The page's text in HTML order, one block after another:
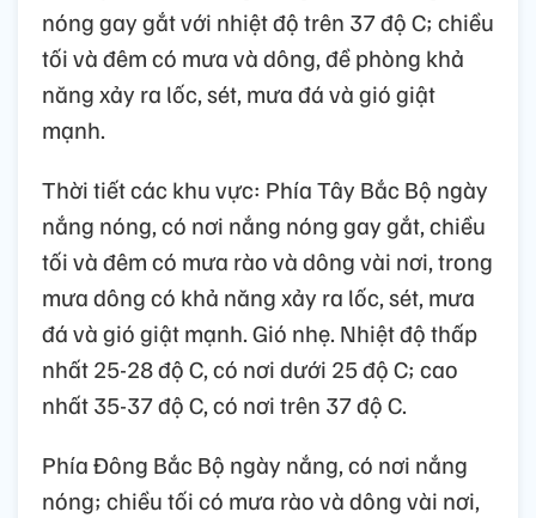
nóng gay gắt với nhiệt độ trên 37 độ C; chiều
tối và đêm có mưa và dông, đề phòng khả
năng xảy ra lốc, sét, mưa đá và gió giật
mạnh.
Thời tiết các khu vực: Phía Tây Bắc Bộ ngày
nắng nóng, có nơi nắng nóng gay gắt, chiều
tối và đêm có mưa rào và dông vài nơi, trong
mưa dông có khả năng xảy ra lốc, sét, mưa
đá và gió giật mạnh. Gió nhẹ. Nhiệt độ thấp
nhất 25-28 độ C, có nơi dưới 25 độ C; cao
nhất 35-37 độ C, có nơi trên 37 độ C.
Phía Đông Bắc Bộ ngày nắng, có nơi nắng
nóng; chiều tối có mưa rào và dông vài nơi,